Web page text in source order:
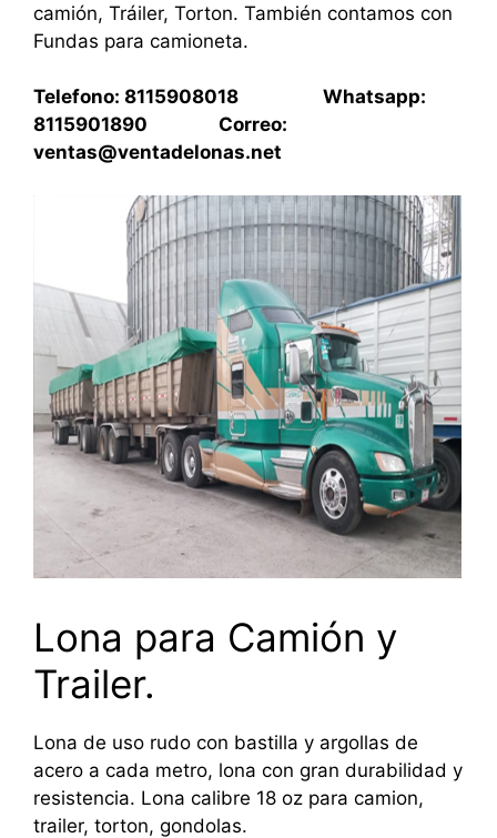
camión, Tráiler, Torton. También contamos con
Fundas para camioneta.
Telefono: 8115908018 Whatsapp:
8115901890 Correo:
ventas@ventadelonas.net
Lona para Camión y
Trailer.
Lona de uso rudo con bastilla y argollas de
acero a cada metro, lona con gran durabilidad y
resistencia. Lona calibre 18 oz para camion,
trailer, torton, gondolas.